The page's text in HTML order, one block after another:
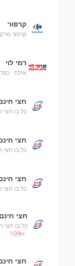
קרפור
קרפור
רמי לוי
אילת ·
חצי
כל בו חצי
חצי
כל בו חצי
חצי
כל בו חצי
חצי חינם
כל בו חצי
+
10%
חצי